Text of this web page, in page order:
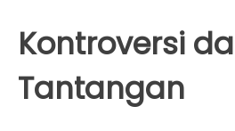
Kontroversi
Tantangan